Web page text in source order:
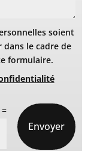
soient
le cadre de
formulaire.
=
Envoyer